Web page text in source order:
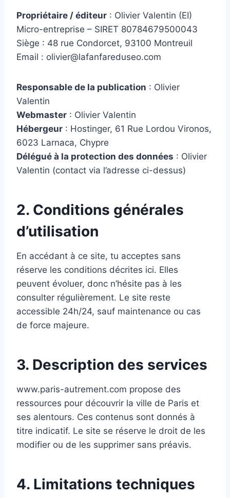
Propriétaire / éditeur : Olivier Valentin (EI)
Micro-entreprise – SIRET 80784679500043
Siège : 48 rue Condorcet, 93100 Montreuil
Email : olivier@lafanfareduseo.com
Responsable de la publication : Olivier
Valentin
Webmaster : Olivier Valentin
Hébergeur : Hostinger, 61 Rue Lordou Vironos,
6023 Larnaca, Chypre
Délégué à la protection des données : Olivier
Valentin (contact via l’adresse ci-dessus)
2. Conditions générales
d’utilisation
En accédant à ce site, tu acceptes sans
réserve les conditions décrites ici. Elles
peuvent évoluer, donc n’hésite pas à les
consulter régulièrement. Le site reste
accessible 24h/24, sauf maintenance ou cas
de force majeure.
3. Description des services
www.paris-autrement.com propose des
ressources pour découvrir la ville de Paris et
ses alentours. Ces contenus sont donnés à
titre indicatif. Le site se réserve le droit de les
modifier ou de les supprimer sans préavis.
4. Limitations techniques